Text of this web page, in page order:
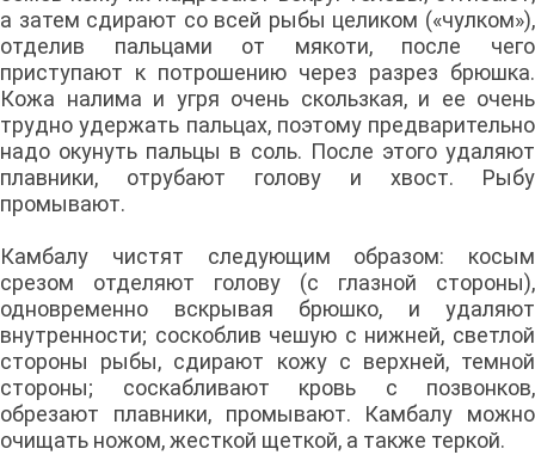
а затем сдирают со всей рыбы целиком («чулком»),
отделив пальцами от мякоти, после чего
приступают к потрошению через разрез брюшка.
Кожа налима и угря очень скользкая, и ее очень
трудно удержать пальцах, поэтому предварительно
надо окунуть пальцы в соль. После этого удаляют
плавники, отрубают голову и хвост. Рыбу
промывают.
Камбалу чистят следующим образом: косым
срезом отделяют голову (с глазной стороны),
одновременно вскрывая брюшко, и удаляют
внутренности; соскоблив чешую с нижней, светлой
стороны рыбы, сдирают кожу с верхней, темной
стороны; соскабливают кровь с позвонков,
обрезают плавники, промывают. Камбалу можно
очищать ножом, жесткой щеткой, а также теркой.